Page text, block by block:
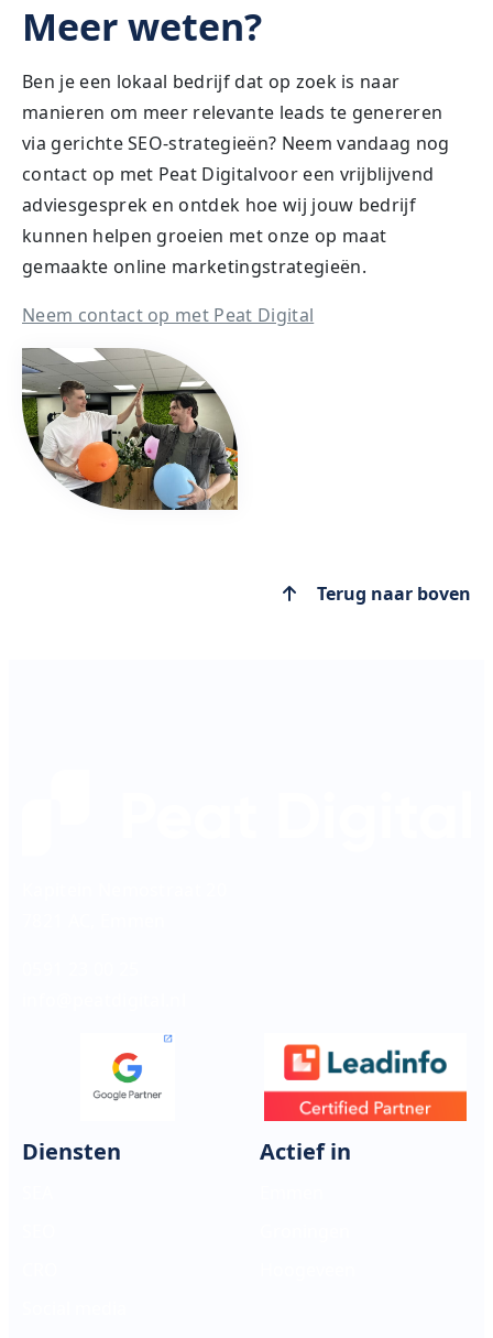
Meer weten?
Ben je een lokaal bedrijf dat op zoek is naar
manieren om meer relevante leads te genereren
via gerichte SEO-strategieën? Neem vandaag nog
contact op met Peat Digitalvoor een vrijblijvend
adviesgesprek en ontdek hoe wij jouw bedrijf
kunnen helpen groeien met onze op maat
gemaakte online marketingstrategieën.
Neem contact op met Peat Digital
Terug naar boven
Diensten Actief in